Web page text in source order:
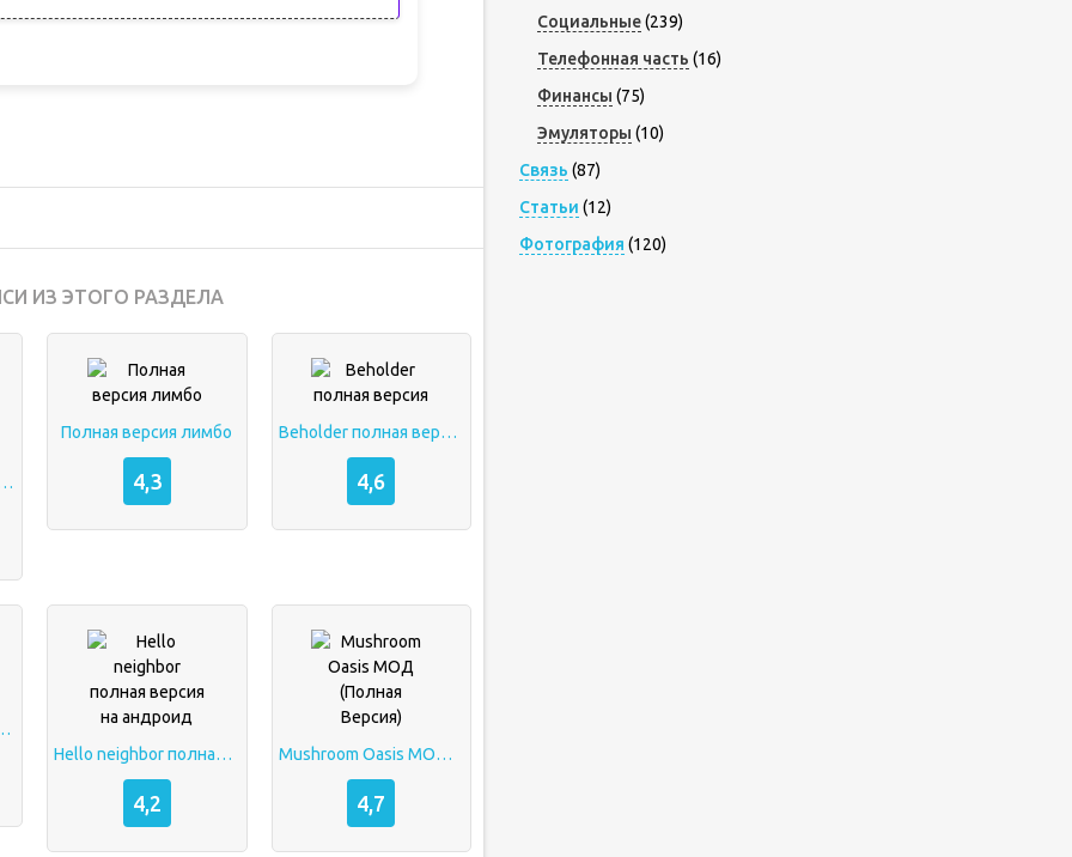
ИЗ ЭТОГО РАЗДЕЛА
(полная версия)
Полная версия лимбо
4,3
Beholder полная версия
4,6
версия)
Hello neighbor полная версия на андроид
4,2
Mushroom Oasis МОД (Полная Версия)
4,7
Социальные(239)
Телефонная часть (16)
Финансы (75)
Эмуляторы (10)
Связь (87)
Статьи (12)
Фотография (120)